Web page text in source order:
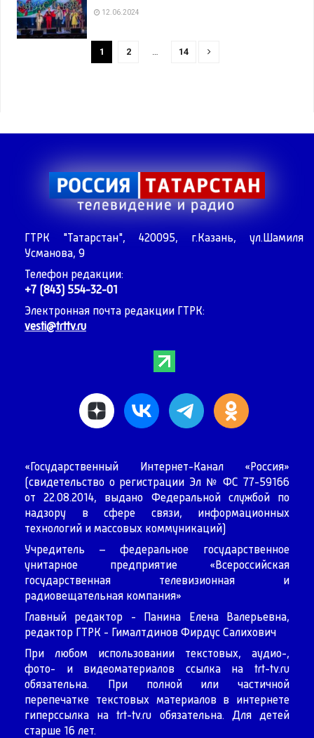
12.06.2024
1 2 … 14
ГТРК "Татарстан", 420095, г.Казань, ул.Шамиля
Усманова, 9
Телефон редакции:
+7 (843) 554-32-01
Электронная почта редакции ГТРК:
vesti@trttv.ru
«Государственный Интернет-Канал «Россия»
(свидетельство о регистрации Эл № ФС 77-59166
от 22.08.2014, выдано Федеральной службой по
надзору в сфере связи, информационных
технологий и массовых коммуникаций)
Учредитель – федеральное государственное
унитарное предприятие «Всероссийская
государственная телевизионная и
радиовещательная компания»
Главный редактор - Панина Елена Валерьевна,
редактор ГТРК - Гималтдинов Фирдус Салихович
При любом использовании текстовых, аудио-,
фото- и видеоматериалов ссылка на trt-tv.ru
обязательна. При полной или частичной
перепечатке текстовых материалов в интернете
гиперссылка наtrt-tv.ru обязательна. Для детей
старше 16 лет.